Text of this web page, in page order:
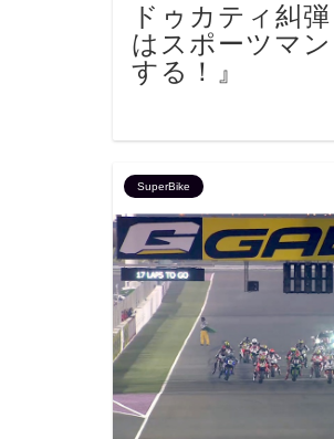
ドゥカティ糾
はスポーツマ
する！』
SuperBike